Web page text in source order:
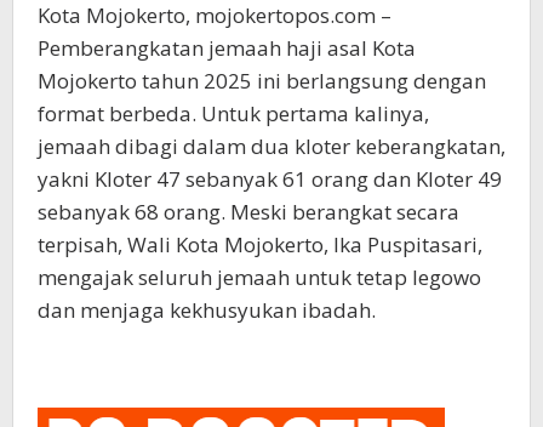
Kota Mojokerto, mojokertopos.com –
Pemberangkatan jemaah haji asal Kota
Mojokerto tahun 2025 ini berlangsung dengan
format berbeda. Untuk pertama kalinya,
jemaah dibagi dalam dua kloter keberangkatan,
yakni Kloter 47 sebanyak 61 orang dan Kloter 49
sebanyak 68 orang. Meski berangkat secara
terpisah, Wali Kota Mojokerto, Ika Puspitasari,
mengajak seluruh jemaah untuk tetap legowo
dan menjaga kekhusyukan ibadah.